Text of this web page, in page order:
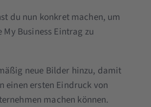
du nun konkret machen, um
My Business Eintrag zu
neue Bilder hinzu, damit
einen ersten Eindruck von
machen können.